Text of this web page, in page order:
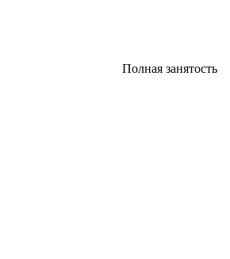
Полная занятость